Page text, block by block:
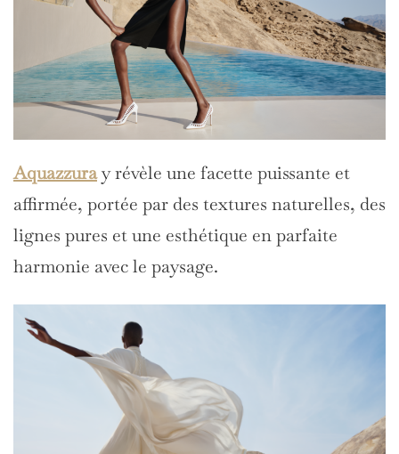
Aquazzuray révèle une facette puissante et
affirmée, portée par des textures naturelles, des
lignes pures et une esthétique en parfaite
harmonie avec le paysage.